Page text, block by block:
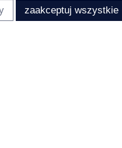
zaakceptuj wszystkie